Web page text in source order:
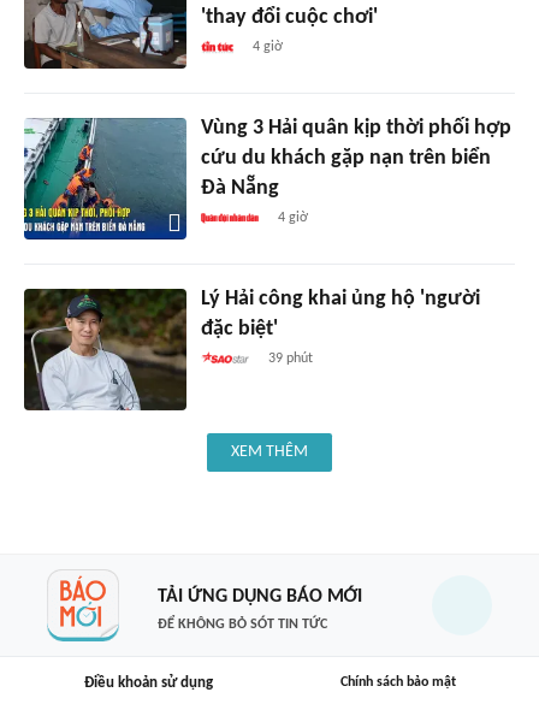
'thay đổi cuộc chơi'
4 giờ
Vùng 3 Hải quân kịp thời phối hợp
cứu du khách gặp nạn trên biển
Đà Nẵng
4 giờ
Lý Hải công khai ủng hộ 'người
đặc biệt'
39 phút
XEM THÊM
TẢI ỨNG DỤNG BÁO MỚI
ĐỂ KHÔNG BỎ SÓT TIN TỨC
Điều khoản sử dụng Chính sách bảo mật